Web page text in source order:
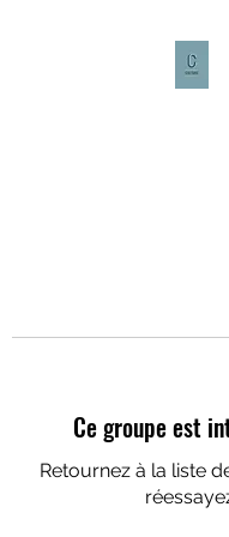
Ce groupe est
Retournez à la liste